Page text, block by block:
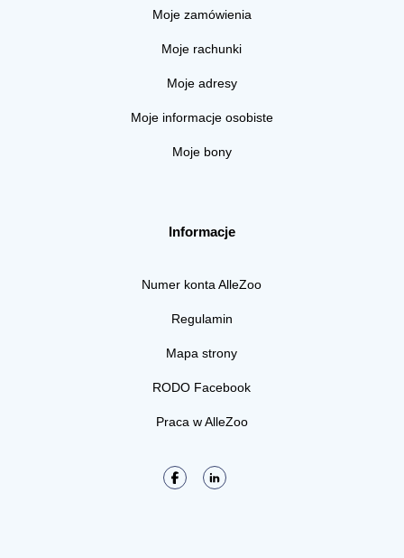
Moje zamówienia
Moje rachunki
Moje adresy
Moje informacje osobiste
Moje bony
Informacje
Numer konta AlleZoo
Regulamin
Mapa strony
RODO Facebook
Praca w AlleZoo